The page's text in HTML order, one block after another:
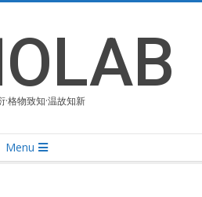
·格物致知·温故知新
Menu